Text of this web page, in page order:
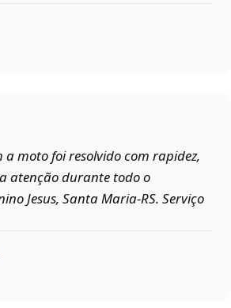
a moto foi resolvido com rapidez,
atenção durante todo o
Jesus, Santa Maria‑RS. Serviço